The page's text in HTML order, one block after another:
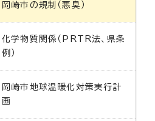
岡崎市の規制（悪臭）
化学物質関係（PRTR法、県条
例）
岡崎市地球温暖化対策実行計
画